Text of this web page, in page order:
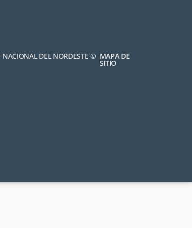
DEL NORDESTE © MAPA DE
SITIO